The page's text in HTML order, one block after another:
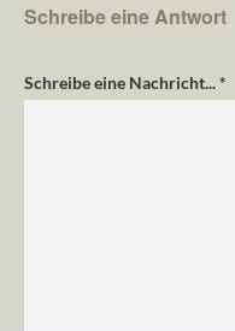
Schreibe eine Antwort
Schreibe eine Nachricht...*